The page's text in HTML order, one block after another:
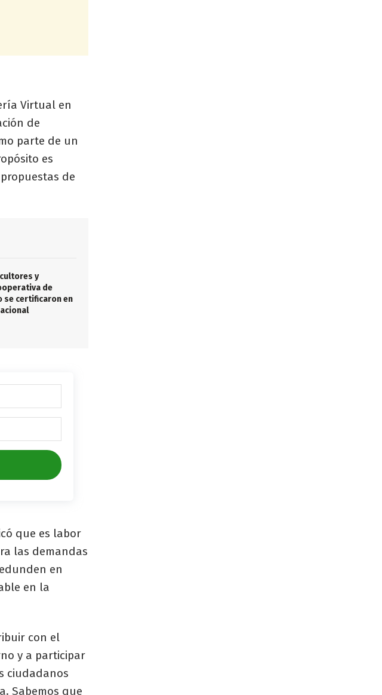
Virtual en
de
parte de un
es
de
y
de
se certificaron en
que es labor
las demandas
en
en la
con el
y a participar
ciudadanos
Sabemos que